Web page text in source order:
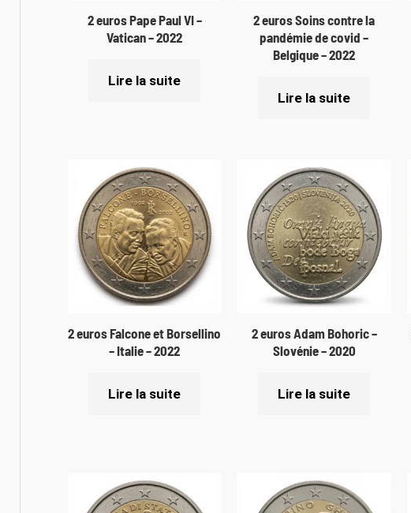
2 euros Pape Paul VI –
Vatican – 2022
Lire la suite
2 euros Soins contre la
pandémie de covid –
Belgique – 2022
Lire la suite
2 euros Falcone et Borsellino
– Italie – 2022
Lire la suite
2 euros Adam Bohoric –
Slovénie – 2020
Lire la suite